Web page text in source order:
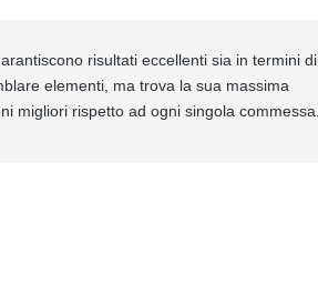
risultati eccellenti sia in termini di
elementi, ma trova la sua massima
migliori rispetto ad ogni singola commessa.